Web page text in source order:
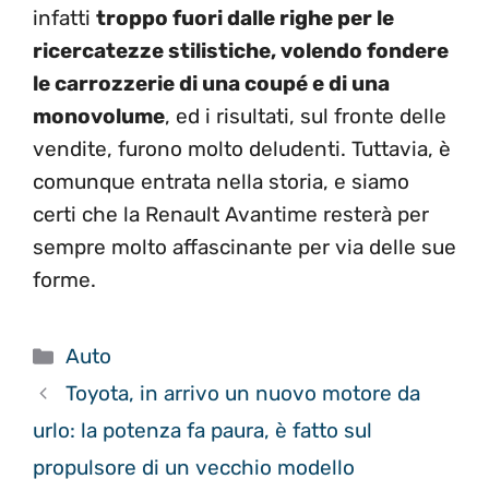
infatti troppo fuori dalle righe per le
ricercatezze stilistiche, volendo fondere
le carrozzerie di una coupé e di una
monovolume, ed i risultati, sul fronte delle
vendite, furono molto deludenti. Tuttavia, è
comunque entrata nella storia, e siamo
certi che la Renault Avantime resterà per
sempre molto affascinante per via delle sue
forme.
Categorie
Auto
Toyota, in arrivo un nuovo motore da
urlo: la potenza fa paura, è fatto sul
propulsore di un vecchio modello